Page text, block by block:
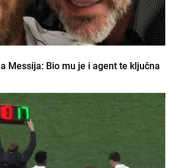
Messija: Bio mu je i agent te ključna